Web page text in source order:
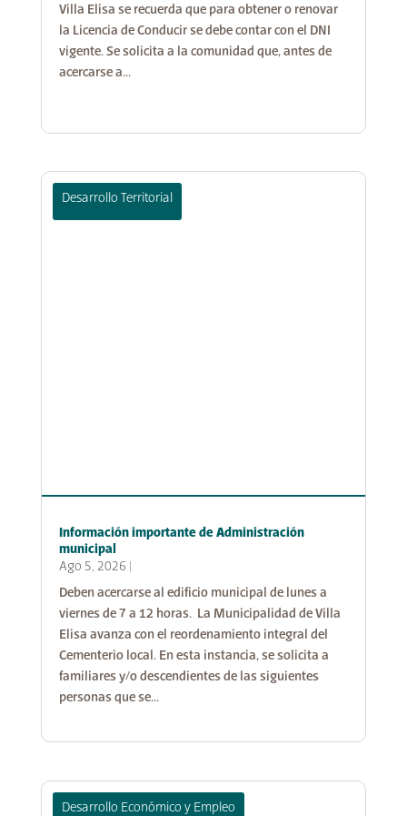
Villa Elisa se recuerda que para obtener o renovar
la Licencia de Conducir se debe contar con el DNI
vigente. Se solicita a la comunidad que, antes de
acercarse a...
Información importante de Administración
municipal
Ago 5, 2026
Desarrollo Territorial
Deben acercarse al edificio municipal de lunes a
viernes de 7 a 12 horas. La Municipalidad de Villa
Elisa avanza con el reordenamiento integral del
Cementerio local. En esta instancia, se solicita a
familiares y/o descendientes de las siguientes
personas que se...
Desarrollo Económico y Empleo